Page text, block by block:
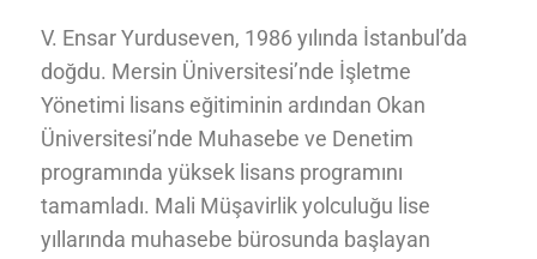
V. Ensar Yurduseven, 1986 yılında İstanbul’da
doğdu. Mersin Üniversitesi’nde İşletme
Yönetimi lisans eğitiminin ardından Okan
Üniversitesi’nde Muhasebe ve Denetim
programında yüksek lisans programını
tamamladı. Mali Müşavirlik yolculuğu lise
yıllarında muhasebe bürosunda başlayan